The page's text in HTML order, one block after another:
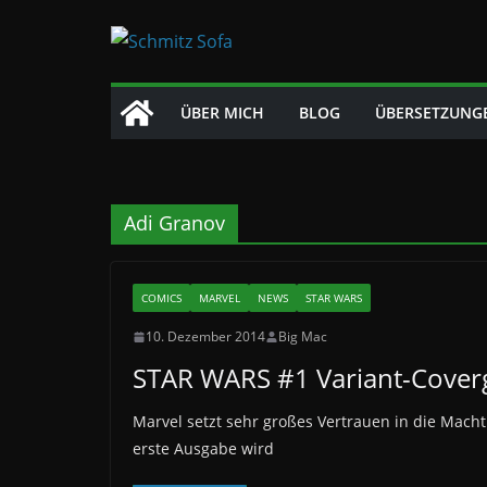
ÜBER MICH BLOG
Adi Granov
COMICS MARVEL NEWS STAR WARS
10. Dezember 2014 Big Mac
STAR WARS #1 Variant-
Marvel setzt sehr großes Vertrauen in die
erste Ausgabe wird